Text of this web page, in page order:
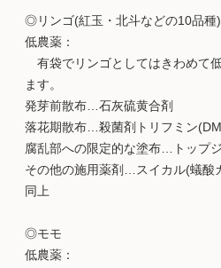
◎リンゴ(紅玉・北斗などの10品種)
低農薬：
有袋でリンゴとしてはきわめて
ます。
発芽前散布…石灰硫黄合剤
落花期散布…殺菌剤トリフミン
腐乱部への限定的な塗布…トップ
その他の施用薬剤…スイカル(蟻酸
同上
◎モモ
低農薬：